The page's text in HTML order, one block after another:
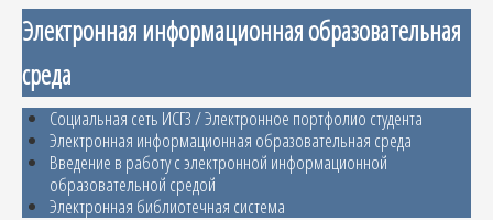
Электронная информационная образовательная
среда
Социальная сеть ИСГЗ / Электронное портфолио студента
Электронная информационная образовательная среда
Введение в работу с электронной информационной
образовательной средой
Электронная библиотечная система